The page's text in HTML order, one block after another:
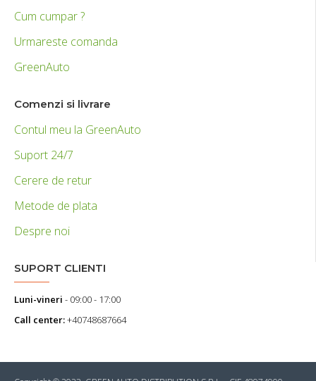
Cum cumpar ?
Urmareste comanda
GreenAuto
Comenzi si livrare
Contul meu la GreenAuto
Suport 24/7
Cerere de retur
Metode de plata
Despre noi
SUPORT CLIENTI
Luni-vineri - 09:00 - 17:00
Call center:+40748687664